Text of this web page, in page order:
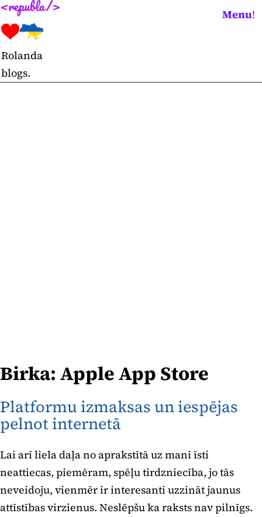
Skip
to
content
Rolanda
blogs.
Menu!
Birka: Apple App Store
Platformu izmaksas un iespējas
pelnot internetā
Lai arī liela daļa no aprakstītā uz mani īsti
neattiecas, piemēram, spēļu tirdzniecība, jo tās
neveidoju, vienmēr ir interesanti uzzināt jaunus
attīstības virzienus. Neslēpšu ka raksts nav pilnīgs.